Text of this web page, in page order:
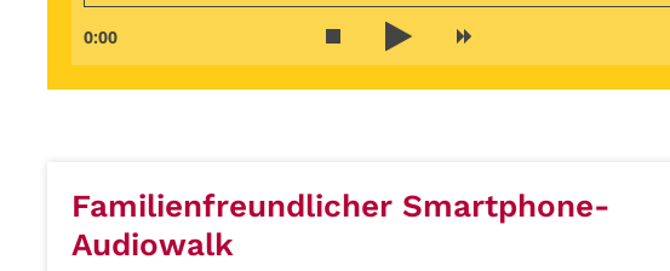
0:00
Familienfreundlicher Smartphone-
Audiowalk